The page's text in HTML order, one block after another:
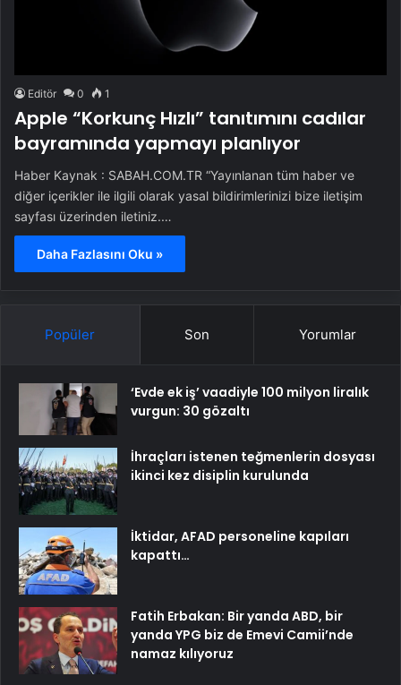
Editör 0 1
Apple “Korkunç Hızlı” tanıtımını cadılar
bayramında yapmayı planlıyor
Haber Kaynak : SABAH.COM.TR “Yayınlanan tüm haber ve
diğer içerikler ile ilgili olarak yasal bildirimlerinizi bize iletişim
sayfası üzerinden iletiniz.…
Daha Fazlasını Oku »
Popüler Son Yorumlar
‘Evde ek iş’ vaadiyle 100 milyon liralık
vurgun: 30 gözaltı
İhraçları istenen teğmenlerin dosyası
ikinci kez disiplin kurulunda
İktidar, AFAD personeline kapıları
kapattı…
Fatih Erbakan: Bir yanda ABD, bir
yanda YPG biz de Emevi Camii’nde
namaz kılıyoruz